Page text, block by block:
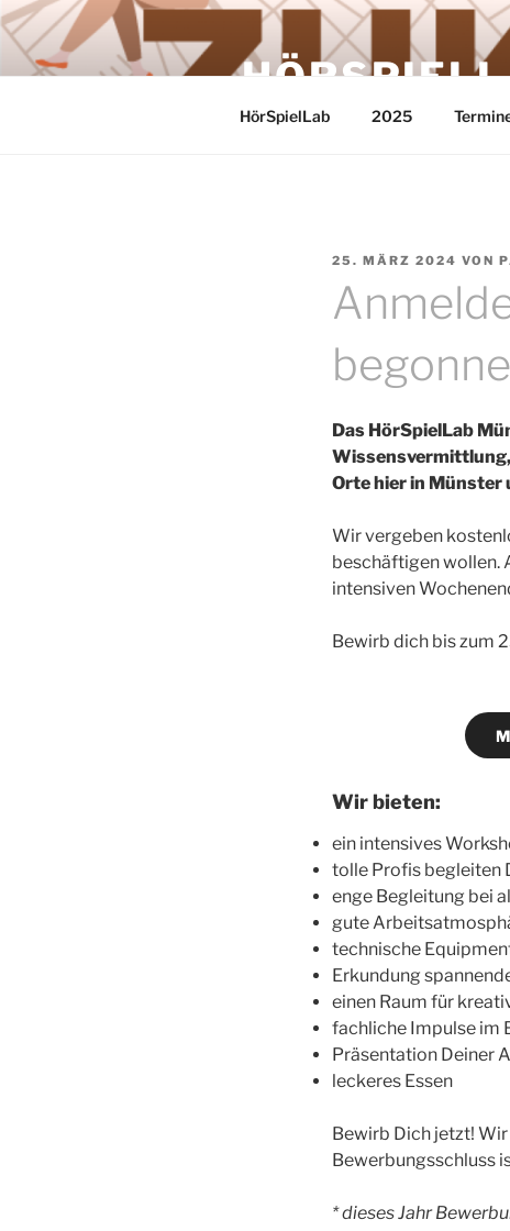
Zum
Inhalt
springen
HörSpielLab 2025
VERÖFFENTLICHT
25. MÄRZ 2024 VON
Das HörSpielLab
Orte hier in Münster
Wir vergeben
beschäftigen wollen.
intensiven
Bewirb dich bis zum
Wir bieten:
ein intensives
tolle Profis begleiten
enge Begleitung bei
gute
technische
Erkundung
einen Raum für
fachliche Impulse im
Präsentation Deiner
leckeres Essen
Bewirb Dich jetzt!
Bewerbungsschluss
* dieses Jahr